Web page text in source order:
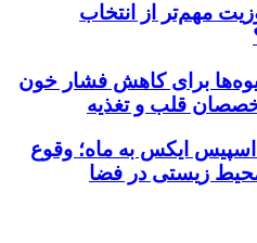
مهم‌تر از انتخاب
برای کاهش فشار خون
قلب و تغذیه
ایکس به ماه؛ وقوع
زیستی در فضا